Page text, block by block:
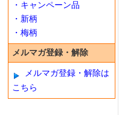
・キャンペーン品
・新柄
・梅柄
メルマガ登録・解除
メルマガ登録・解除は
こちら